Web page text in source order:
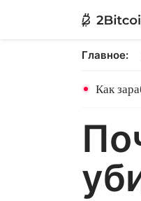
Главное:
Как